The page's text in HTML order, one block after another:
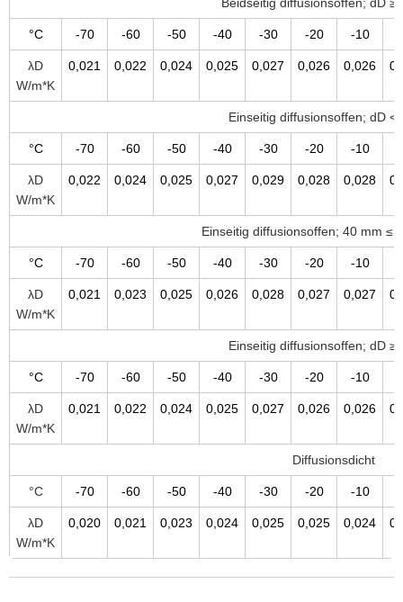
°C -70 -60 -50 -40 -30 -20 -10
λD
W/m*K
0,021 0,022 0,024 0,025 0,027 0,026 0,026
Einseitig diffusionsoffen; dD <
°C -70 -60 -50 -40 -30 -20 -10
λD
W/m*K
0,022 0,024 0,025 0,027 0,029 0,028 0,028
Einseitig diffusionsoffen; 40 mm ≤
°C -70 -60 -50 -40 -30 -20 -10
λD
W/m*K
0,021 0,023 0,025 0,026 0,028 0,027 0,027
Einseitig diffusionsoffen; dD ≥
°C -70 -60 -50 -40 -30 -20 -10
λD
W/m*K
0,021 0,022 0,024 0,025 0,027 0,026 0,026
Diffusionsdicht
°C -70 -60 -50 -40 -30 -20 -10
λD
W/m*K
0,020 0,021 0,023 0,024 0,025 0,025 0,024